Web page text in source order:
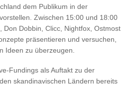
dem Publikum in der
Zwischen 15:00 und 18:00
Don Dobbin, Clicc, Nightfox, Ostmost
präsentieren und versuchen,
Ideen zu überzeugen.
Fundings als Auftakt zu der
skandinavischen Ländern bereits